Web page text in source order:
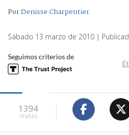
PorDenisse Charpentier
Sábado 13 marzo de 2010 |
Seguimos criterios de
1394
visitas